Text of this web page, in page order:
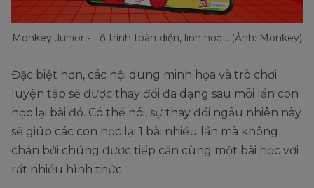
Monkey Junior - Lộ trình toàn diện, linh hoạt. (Ảnh: Monkey)
Đặc biệt hơn, các nội dung minh họa và trò chơi
luyện tập sẽ được thay đổi đa dạng sau mỗi lần con
học lại bài đó. Có thể nói, sự thay đổi ngẫu nhiên này
sẽ giúp các con học lại 1 bài nhiều lần mà không
chán bởi chúng được tiếp cận cùng một bài học với
rất nhiều hình thức.